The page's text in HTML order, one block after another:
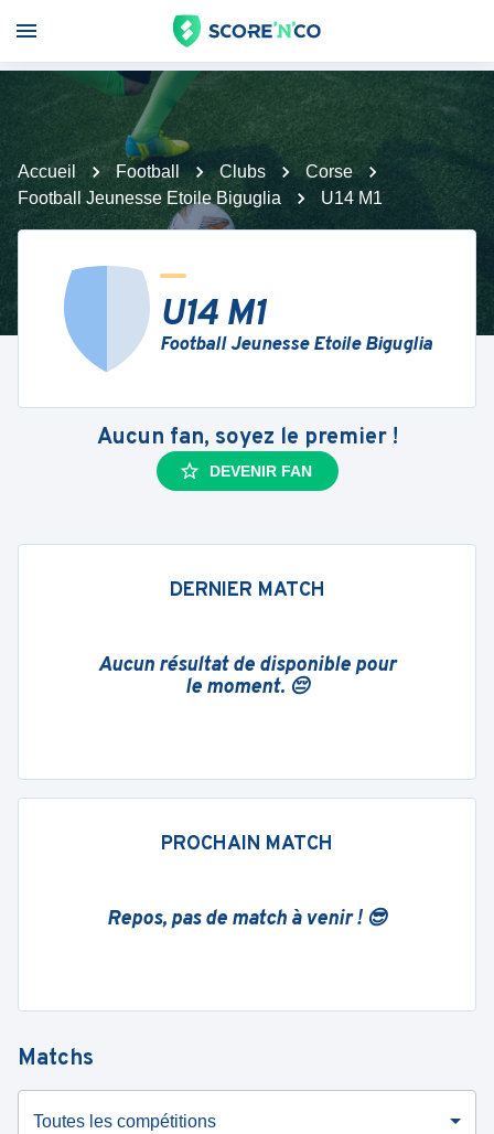
Accueil Football Clubs
Corse
Football Jeunesse Etoile Biguglia
U14 M1
U14 M1
Football Jeunesse Etoile Biguglia
Aucun fan, soyez le premier !
DEVENIR FAN
DERNIER MATCH
Aucun résultat de disponible pour
le moment. 😔
PROCHAIN MATCH
Repos, pas de match à venir ! 😎
Matchs
Toutes les compétitions